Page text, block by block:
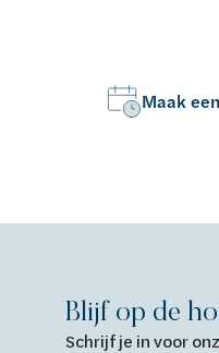
Maak
Blijf op de
Schrijf je in voor